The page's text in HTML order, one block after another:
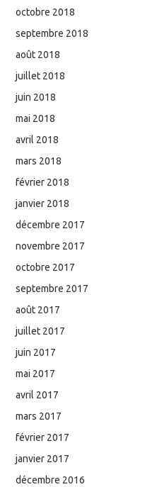
octobre 2018
septembre 2018
août 2018
juillet 2018
juin 2018
mai 2018
avril 2018
mars 2018
février 2018
janvier 2018
décembre 2017
novembre 2017
octobre 2017
septembre 2017
août 2017
juillet 2017
juin 2017
mai 2017
avril 2017
mars 2017
février 2017
janvier 2017
décembre 2016